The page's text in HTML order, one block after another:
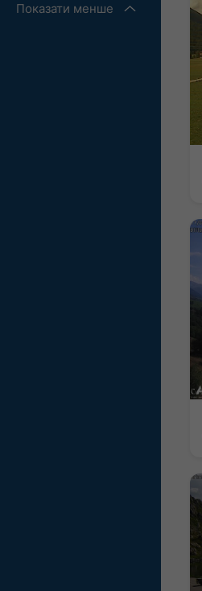
Показати менше